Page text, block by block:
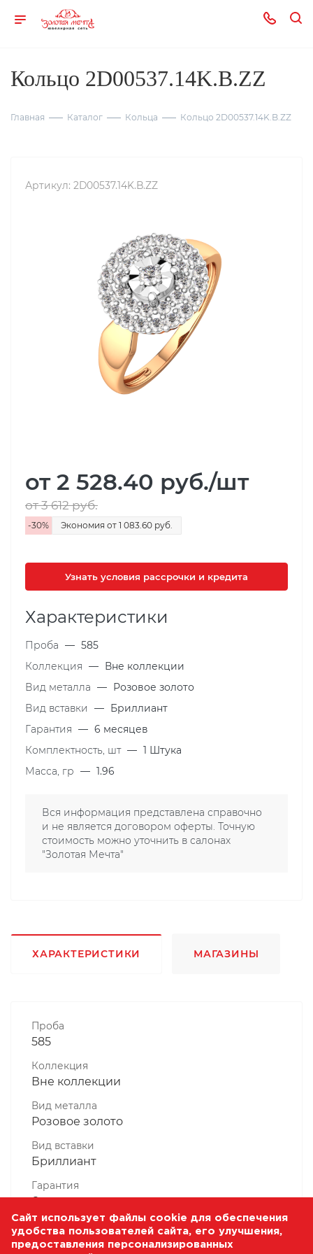
Кольцо 2D00537.14K.B.ZZ
Главная Каталог Кольца Кольцо 2D00537.14K.B.ZZ
Артикул: 2D00537.14K.B.ZZ
от 2 528.40 руб./шт
от 3 612руб.
-30% Экономия от 1 083.60 руб.
Узнать условия рассрочки и кредита
Характеристики
Проба — 585
Коллекция — Вне коллекции
Вид металла — Розовое золото
Вид вставки
— Бриллиант
Гарантия — 6 месяцев
Комплектность, шт — 1 Штука
Масса, гр — 1.96
Вся информация представлена справочно
и не является договором оферты. Точную
стоимость можно уточнить в салонах
"Золотая Мечта"
ХАРАКТЕРИСТИКИ МАГАЗИНЫ
Проба
585
Коллекция
Вне коллекции
Вид металла
Розовое золото
Вид вставки
Бриллиант
Гарантия
6 месяцев
Комплектность, шт
1 Штука
Сайт использует файлы cookie для обеспечения
удобства пользователей сайта, его улучшения,
предоставления персонализированных